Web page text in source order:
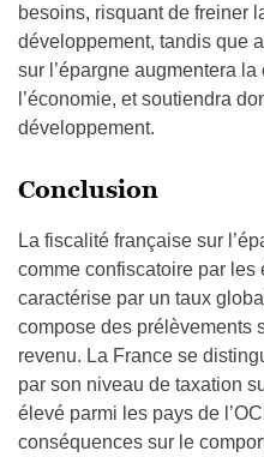
besoins, risquant de freiner
développement, tandis que
sur l’épargne augmentera
l’économie, et soutiendra
développement.
Conclusion
La fiscalité française sur
comme confiscatoire par les
caractérise par un taux
compose des prélèvements
revenu. La France se
par son niveau de taxation
élevé parmi les pays de
conséquences sur le